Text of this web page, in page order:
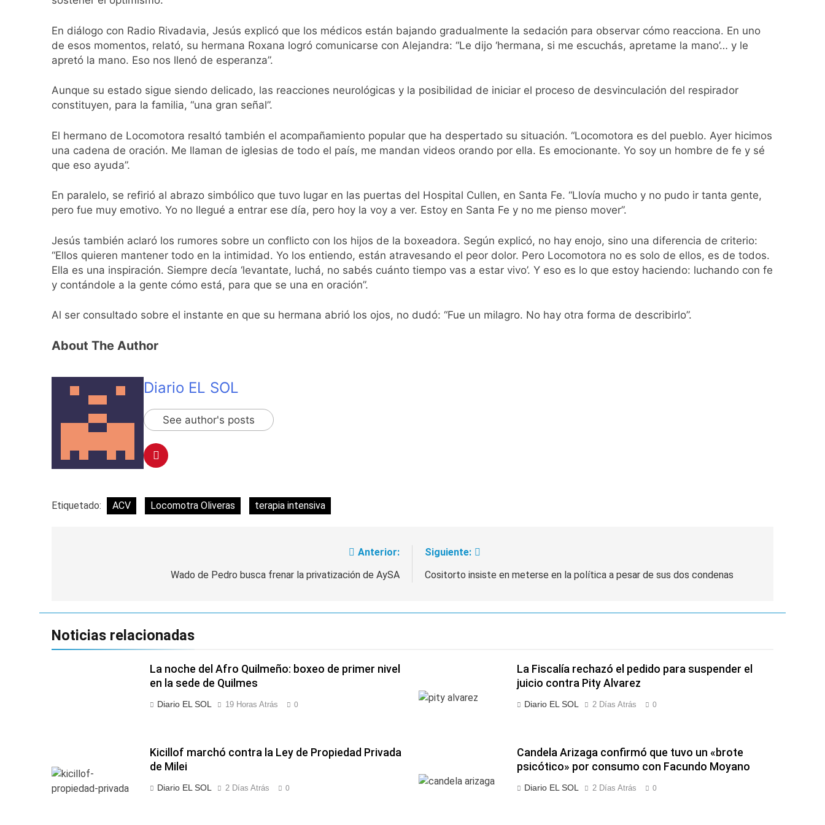
enfrentamientos
2 Días Atrás
La Fiscalía rechazó el pedido para suspender el juicio contra Pity Alvarez
2 Días Atrás
67 barrios full LED en Florencio Varela
El temporal se despide del AMBA: cuándo dejará de llover y llega una ola de frío con mínimas cercanas a 1°C
2 Días Atrás
Kicillof marchó contra la Ley de Propiedad Privada de Milei
2 Días Atrás
Candela Arizaga confirmó que tuvo un «brote psicótico» por consumo con Facundo Moyano
La Libertad Avanza consiguió la mayoría y rechazó el pedido del peronismo de girar el proyecto a comisión
2 Días Atrás
En diálogo con Radio Rivadavia, Jesús explicó que los médicos están bajando gradualmente la sedación para observar cómo reacciona. En uno
de esos momentos, relató, su hermana Roxana logró comunicarse con Alejandra: “Le dijo ‘hermana, si me escuchás, apretame la mano’… y le
apretó la mano. Eso nos llenó de esperanza”.
Aunque su estado sigue siendo delicado, las reacciones neurológicas y la posibilidad de iniciar el proceso de desvinculación del respirador
constituyen, para la familia, “una gran señal”.
El hermano de Locomotora resaltó también el acompañamiento popular que ha despertado su situación. “Locomotora es del pueblo. Ayer hicimos
una cadena de oración. Me llaman de iglesias de todo el país, me mandan videos orando por ella. Es emocionante. Yo soy un hombre de fe y sé
que eso ayuda”.
En paralelo, se refirió al abrazo simbólico que tuvo lugar en las puertas del Hospital Cullen, en Santa Fe. “Llovía mucho y no pudo ir tanta gente,
pero fue muy emotivo. Yo no llegué a entrar ese día, pero hoy la voy a ver. Estoy en Santa Fe y no me pienso mover”.
Jesús también aclaró los rumores sobre un conflicto con los hijos de la boxeadora. Según explicó, no hay enojo, sino una diferencia de criterio:
“Ellos quieren mantener todo en la intimidad. Yo los entiendo, están atravesando el peor dolor. Pero Locomotora no es solo de ellos, es de todos.
Ella es una inspiración. Siempre decía ‘levantate, luchá, no sabés cuánto tiempo vas a estar vivo’. Y eso es lo que estoy haciendo: luchando con fe
y contándole a la gente cómo está, para que se una en oración”.
Al ser consultado sobre el instante en que su hermana abrió los ojos, no dudó: “Fue un milagro. No hay otra forma de describirlo”.
About The Author
Diario EL SOL
See author's posts
Etiquetado: ACV Locomotra Oliveras terapia intensiva
Anterior:
Wado de Pedro busca frenar la privatización de AySA
Siguiente:
Cositorto insiste en meterse en la política a pesar de sus dos condenas
Noticias relacionadas
La noche del Afro Quilmeño: boxeo de primer nivel
en la sede de Quilmes
Diario EL SOL 19 Horas Atrás 0
La Fiscalía rechazó el pedido para suspender el
juicio contra Pity Alvarez
Diario EL SOL 2 Días Atrás 0
Kicillof marchó contra la Ley de Propiedad Privada
de Milei
Diario EL SOL 2 Días Atrás 0
Candela Arizaga confirmó que tuvo un «brote
psicótico» por consumo con Facundo Moyano
Diario EL SOL 2 Días Atrás 0